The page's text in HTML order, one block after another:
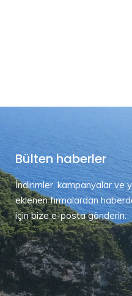
Bülten haberler
İndirimler, kampanyalar ve
eklenen firmalardan
için bize e-posta gönderin.